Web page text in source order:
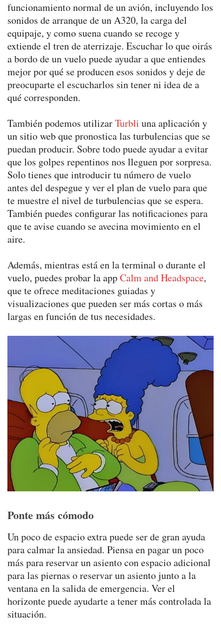
funcionamiento normal de un avión, incluyendo los
sonidos de arranque de un A320, la carga del
equipaje, y como suena cuando se recoge y
extiende el tren de aterrizaje. Escuchar lo que oirás
a bordo de un vuelo puede ayudar a que entiendes
mejor por qué se producen esos sonidos y deje de
preocuparte el escucharlos sin tener ni idea de a
qué corresponden.
También podemos utilizarTurbli una aplicación y
un sitio web que pronostica las turbulencias que se
puedan producir. Sobre todo puede ayudar a evitar
que los golpes repentinos nos lleguen por sorpresa.
Solo tienes que introducir tu número de vuelo
antes del despegue y ver el plan de vuelo para que
te muestre el nivel de turbulencias que se espera.
También puedes configurar las notificaciones para
que te avise cuando se avecina movimiento en el
aire.
Además, mientras está en la terminal o durante el
vuelo, puedes probar la appCalm and Headspace,
que te ofrece meditaciones guiadas y
visualizaciones que pueden ser más cortas o más
largas en función de tus necesidades.
Ponte más cómodo
Un poco de espacio extra puede ser de gran ayuda
para calmar la ansiedad. Piensa en pagar un poco
más para reservar un asiento con espacio adicional
para las piernas o reservar un asiento junto a la
ventana en la salida de emergencia. Ver el
horizonte puede ayudarte a tener más controlada la
situación.